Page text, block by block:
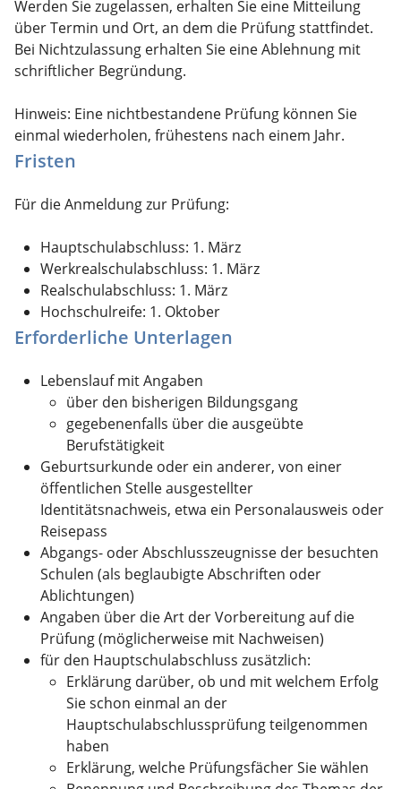
Werden Sie zugelassen, erhalten Sie eine Mitteilung
über Termin und Ort, an dem die Prüfung stattfindet.
Bei Nichtzulassung erhalten Sie eine Ablehnung mit
schriftlicher Begründung.
Hinweis: Eine nichtbestandene Prüfung können Sie
einmal wiederholen, frühestens nach einem Jahr.
Fristen
Für die Anmeldung zur Prüfung:
Hauptschulabschluss: 1. März
Werkrealschulabschluss: 1. März
Realschulabschluss: 1. März
Hochschulreife: 1. Oktober
Erforderliche Unterlagen
Lebenslauf mit Angaben
über den bisherigen Bildungsgang
gegebenenfalls über die ausgeübte
Berufstätigkeit
Geburtsurkunde oder ein anderer, von einer
öffentlichen Stelle ausgestellter
Identitätsnachweis, etwa ein Personalausweis oder
Reisepass
Abgangs- oder Abschlusszeugnisse der besuchten
Schulen (als beglaubigte Abschriften oder
Ablichtungen)
Angaben über die Art der Vorbereitung auf die
Prüfung (möglicherweise mit Nachweisen)
für den Hauptschulabschluss zusätzlich:
Erklärung darüber, ob und mit welchem Erfolg
Sie schon einmal an der
Hauptschulabschlussprüfung teilgenommen
haben
Erklärung, welche Prüfungsfächer Sie wählen